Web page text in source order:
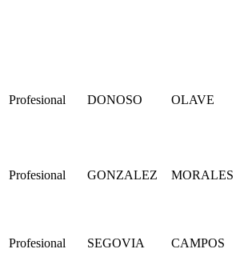
Profesional DONOSO OLAVE
Profesional GONZALEZ MORALES
Profesional SEGOVIA CAMPOS